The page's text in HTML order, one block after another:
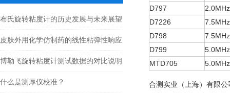
布氏旋转粘度计的历史发展与未来展望
皮肤外用化学仿制药的线性粘弹性响应
博勒飞旋转粘度计测试数据的对比说明
什么是测厚仪校准？
D797
2.0MHz
D7226
7.5MHz
D798
7.5MHz
D799
5.0MHz
MTD705
5.0MHz
合测实业（上海）有限